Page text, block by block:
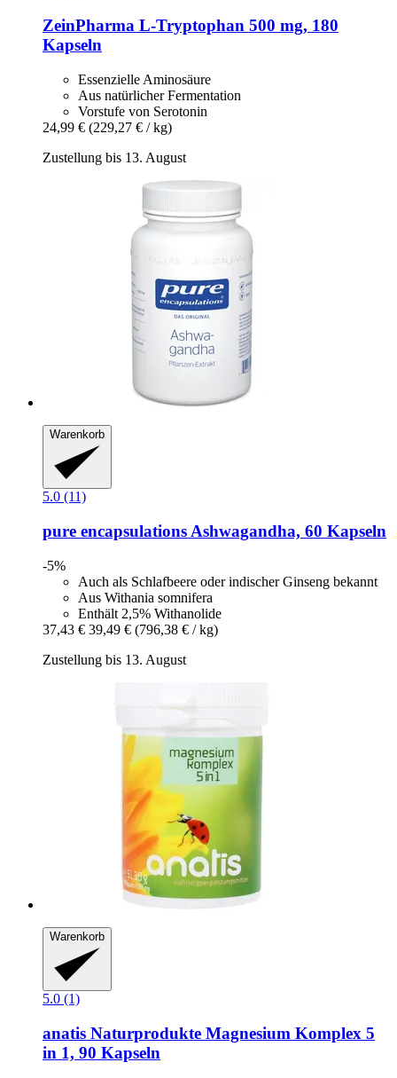
ZeinPharma L-​Tryptophan 500 mg, 180
Kapseln
Essenzielle Aminosäure
Aus natürlicher Fermentation
Vorstufe von Serotonin
24,99 € (229,27 € / kg)
Zustellung bis 13. August
Warenkorb
5.0 (11)
pure encapsulations Ashwagandha, 60 Kapseln
-5%
Auch als Schlafbeere oder indischer Ginseng bekannt
Aus Withania somnifera
Enthält 2,5% Withanolide
37,43 € 39,49 € (796,38 € / kg)
Zustellung bis 13. August
Warenkorb
5.0 (1)
anatis Naturprodukte Magnesium Komplex 5
in 1, 90 Kapseln